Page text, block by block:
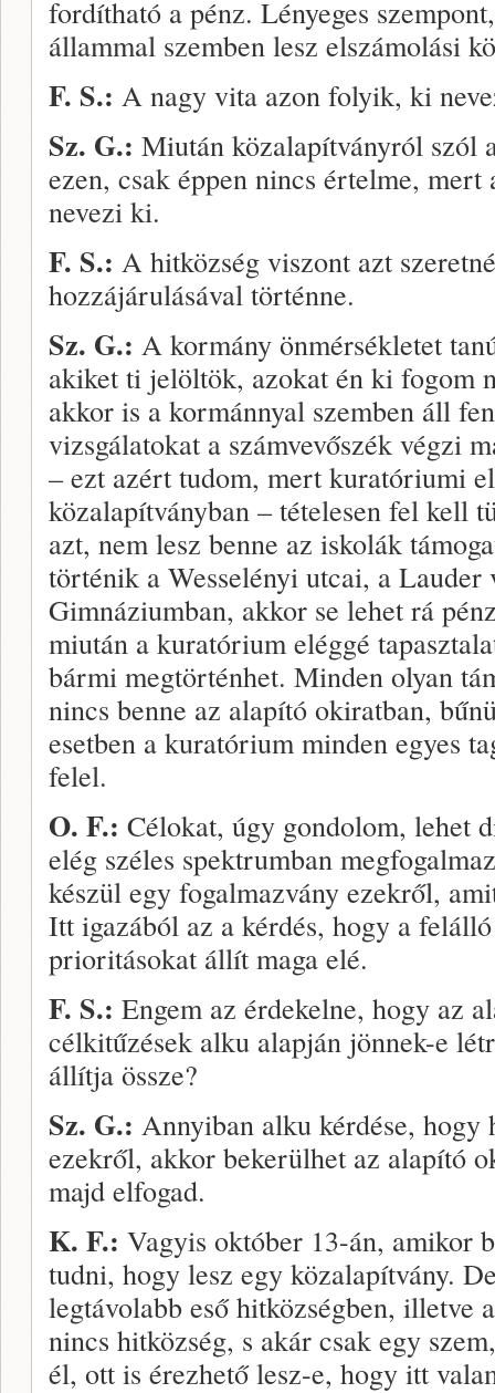
fordítható a pénz. Lényeges
állammal szemben lesz elszámolási
F. S.: A nagy vita azon folyik, ki
Sz. G.: Miután közalapítványról szól
ezen, csak éppen nincs értelme,
nevezi ki.
F. S.: A hitközség viszont azt
hozzájárulásával történne.
Sz. G.: A kormány önmérsékletet
akiket ti jelöltök, azokat én ki fogom
akkor is a kormánnyal szemben áll
vizsgálatokat a számvevőszék végzi
– ezt azért tudom, mert kuratóriumi
közalapítványban – tételesen fel kell
azt, nem lesz benne az iskolák
történik a Wesselényi utcai, a
Gimnáziumban, akkor se lehet rá
miután a kuratórium eléggé
bármi megtörténhet. Minden olyan
nincs benne az alapító okiratban,
esetben a kuratórium minden egyes
felel.
O. F.: Célokat, úgy gondolom, lehet
elég széles spektrumban
készül egy fogalmazvány ezekről,
Itt igazából az a kérdés, hogy a
prioritásokat állít maga elé.
F. S.: Engem az érdekelne, hogy az
célkitűzések alku alapján jönnek-e
állítja össze?
Sz. G.: Annyiban alku kérdése, hogy
ezekről, akkor bekerülhet az alapító
majd elfogad.
K. F.: Vagyis október 13-án, amikor
tudni, hogy lesz egy közalapítvány.
legtávolabb eső hitközségben, illetve
nincs hitközség, s akár csak egy
él, ott is érezhető lesz-e, hogy itt